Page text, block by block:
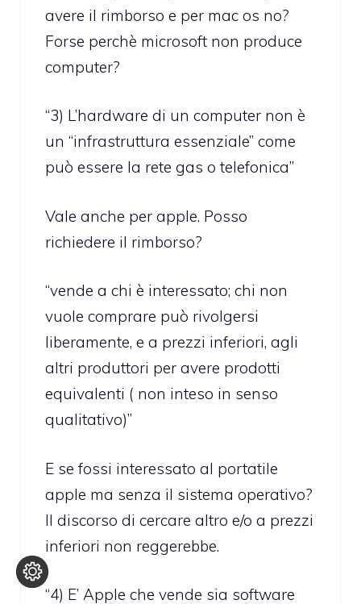
avere il rimborso e per mac os no?
Forse perchè microsoft non produce
computer?
“3) L’hardware di un computer non è
un “infrastruttura essenziale” come
può essere la rete gas o telefonica”
Vale anche per apple. Posso
richiedere il rimborso?
“vende a chi è interessato; chi non
vuole comprare può rivolgersi
liberamente, e a prezzi inferiori, agli
altri produttori per avere prodotti
equivalenti ( non inteso in senso
qualitativo)”
E se fossi interessato al portatile
apple ma senza il sistema operativo?
Il discorso di cercare altro e/o a prezzi
inferiori non reggerebbe.
“4) E’ Apple che vende sia software